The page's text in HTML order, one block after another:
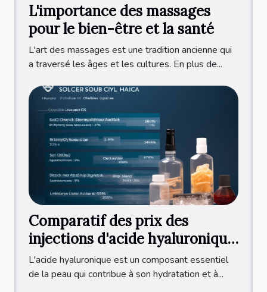
L'importance des massages
pour le bien-être et la santé
L'art des massages est une tradition ancienne qui
a traversé les âges et les cultures. En plus de...
Comparatif des prix des
injections d'acide hyaluronique
à l'international
L'acide hyaluronique est un composant essentiel
de la peau qui contribue à son hydratation et à...